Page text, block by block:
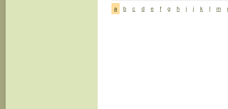
a b c d e f g h i j k l m